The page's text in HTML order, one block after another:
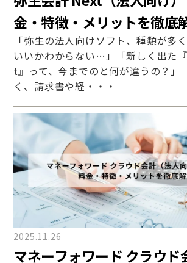
金・特徴・メリットを徹底
「弥生の法人向けソフト、種類が多
いいかわからない…」「新しく出た
t』って、今までのと何が違うの？」
く、請求書や経・・・
2025.11.26
マネーフォワード クラウド